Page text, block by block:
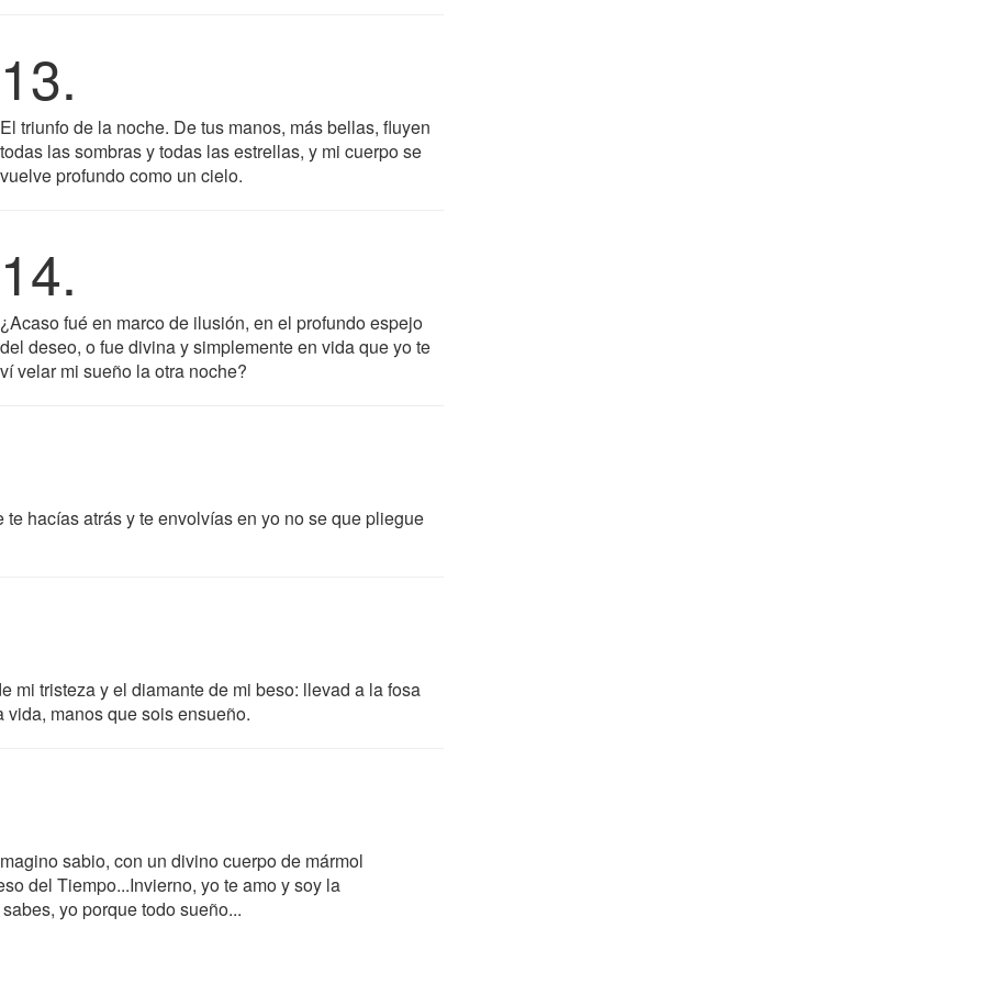
13.
El triunfo de la noche. De tus manos, más bellas, fluyen
todas las sombras y todas las estrellas, y mi cuerpo se
vuelve profundo como un cielo.
14.
¿Acaso fué en marco de ilusión, en el profundo espejo
del deseo, o fue divina y simplemente en vida que yo te
ví velar mi sueño la otra noche?
hacías atrás y te envolvías en yo no se que pliegue
mi tristeza y el diamante de mi beso: llevad a la fosa
manos que sois ensueño.
sabio, con un divino cuerpo de mármol
del Tiempo...Invierno, yo te amo y soy la
yo porque todo sueño...